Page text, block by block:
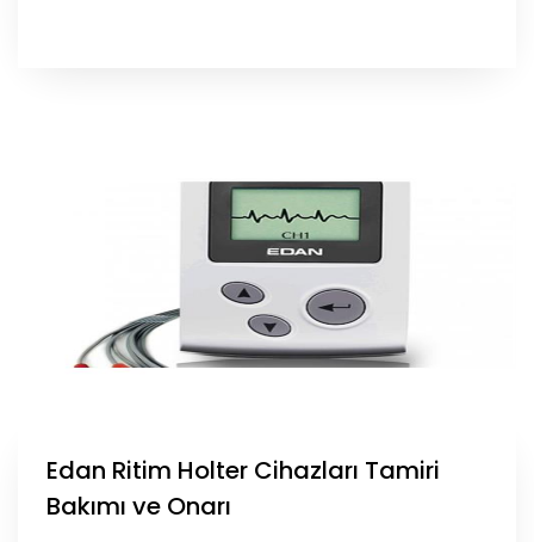
Edan Ritim Holter Cihazları Tamiri
Bakımı ve Onarı